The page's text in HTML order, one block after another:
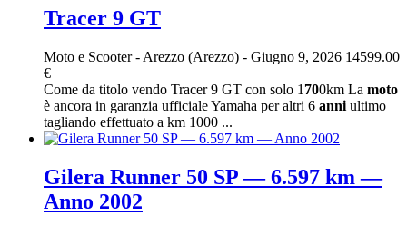
Tracer 9 GT
Moto e Scooter- Arezzo (Arezzo) - Giugno 9, 2026 14599.00
€
Come da titolo vendo Tracer 9 GT con solo 1 700km La moto
è ancora in garanzia ufficiale Yamaha per altri 6 anni ultimo
tagliando effettuato a km 1000 ...
Gilera Runner 50 SP — 6.597 km —
Anno 2002